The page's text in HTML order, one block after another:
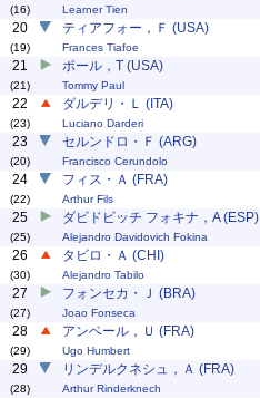
(16) Learner Tien
20
(19)
ティアフォー，Ｆ (USA)
Frances Tiafoe
21
(21)
ポール，T (USA)
Tommy Paul
22
(23)
ダルデリ・Ｌ (ITA)
Luciano Darderi
23
(20)
セルンドロ・Ｆ (ARG)
Francisco Cerundolo
24
(22)
フィス・Ａ (FRA)
Arthur Fils
25
(25)
ダビドビッチ フォキナ，A (ESP)
Alejandro Davidovich Fokina
26
(30)
タビロ・Ａ (CHI)
Alejandro Tabilo
27
(27)
フォンセカ・Ｊ (BRA)
Joao Fonseca
28
(29)
アンベール，Ｕ (FRA)
Ugo Humbert
29
(28)
リンデルクネシュ，Ａ (FRA)
Arthur Rinderknech